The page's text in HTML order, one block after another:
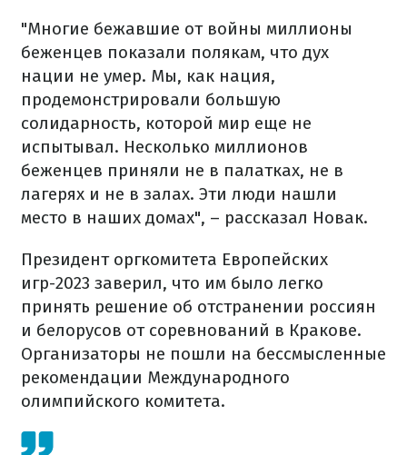
"Многие бежавшие от войны миллионы
беженцев показали полякам, что дух
нации не умер. Мы, как нация,
продемонстрировали большую
солидарность, которой мир еще не
испытывал. Несколько миллионов
беженцев приняли не в палатках, не в
лагерях и не в залах. Эти люди нашли
место в наших домах", – рассказал Новак.
Президент оргкомитета Европейских
игр-2023 заверил, что им было легко
принять решение об отстранении россиян
и белорусов от соревнований в Кракове.
Организаторы не пошли на бессмысленные
рекомендации Международного
олимпийского комитета.